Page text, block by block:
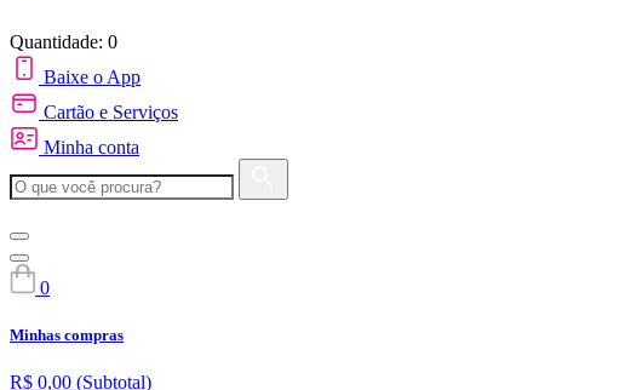
Quantidade: 0
Baixe o App
Cartão e Serviços
Minha conta
0
Minhas compras
R$ 0,00 (Subtotal)